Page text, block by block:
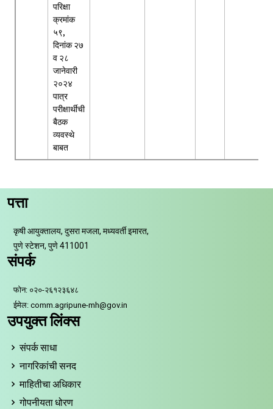
परिक्षा
क्रमांक
५९,
दिनांक २७
व २८
जानेवारी
२०२४
पात्र
परीक्षार्थीची
बैठक
व्यवस्थे
बाबत
पत्ता
कृषी आयुक्तालय, दुसरा मजला, मध्यवर्ती इमारत,
पुणे स्टेशन, पुणे 411001
संपर्क
फोन: ०२०-२६१२३६४८
ईमेल: comm.agripune-mh@gov.in
उपयुक्त लिंक्स
संपर्क साधा
नागरिकांची सनद
माहितीचा अधिकार
गोपनीयता धोरण